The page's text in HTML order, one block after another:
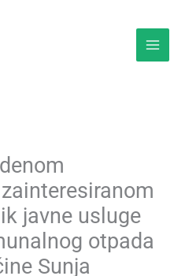
javne usluge
otpada
Sunja